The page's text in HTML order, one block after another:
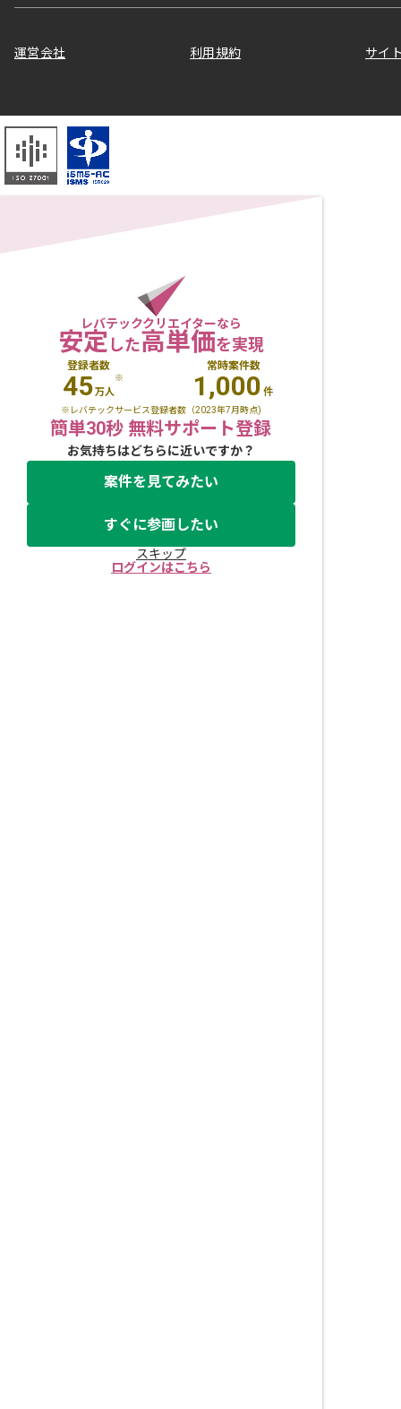
運営会社 利用規約 サイ
レバテッククリエイターなら
安定した高単価を実現
登録者数
45万人
※
常時案件数
1,000 件
※レバテックサービス登録者数（2023年7月時点)
簡単30秒 無料サポート登録
お気持ちはどちらに近いですか？
案件を見てみたい
すぐに参画したい
スキップ
ログインはこちら